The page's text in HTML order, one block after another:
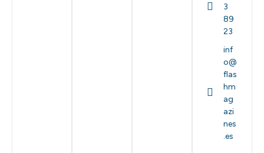
3
89
23
inf
o@
flas
hm
ag
azi
nes
.es